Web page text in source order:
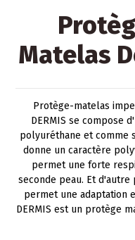
Matelas
Protège-matelas
DERMIS se compose
polyuréthane et comme
donne un caractère
permet une forte
seconde peau. Et
permet une adaptation
DERMIS est un protège